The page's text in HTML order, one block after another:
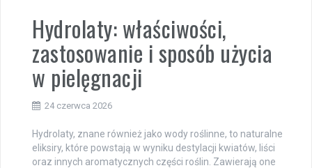
Hydrolaty: właściwości,
zastosowanie i sposób użycia
w pielęgnacji
24 czerwca 2026
Hydrolaty, znane również jako wody roślinne, to naturalne
eliksiry, które powstają w wyniku destylacji kwiatów, liści
oraz innych aromatycznych części roślin. Zawierają one